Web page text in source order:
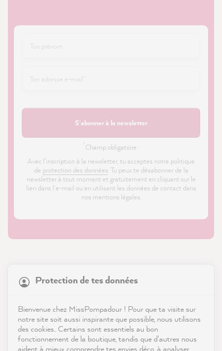
S'abonner à la newsletter
Champ obligatoire ·
Avec l'inscription à la newsletter, tu acceptes notre politique
de protection des données. Tu peux te désabonner de la
newsletter à tout moment et gratuitement en cliquant sur le
lien dans l'e-mail ou en utilisant les données de contact dans
nos mentions légales.
Boutique
Service
Contact
Protection de tes données
Bienvenue chez MissPompadour ! Pour que ta visite sur
notre site soit aussi inspirante que possible, nous utilisons
des cookies.. Certains sont essentiels au bon
fonctionnement de la boutique, tandis que d'autres nous
aident à mieux comprendre tes envies déco, à analyser
reviews-io